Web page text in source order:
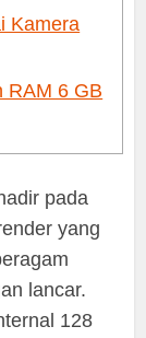
Kamera
RAM 6 GB
pada
yang
lancar.
128